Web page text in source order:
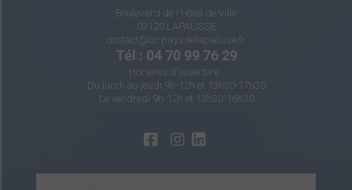
Boulevard de l'Hôtel de Ville
03120 LAPALISSE
contact@cc-paysdelapalisse.fr
Tél : 04 70 99 76 29
Horaires d'ouverture :
Du lundi au jeudi 9h-12h et 13h30-17h30
Le vendredi 9h-12h et 13h30-16h30